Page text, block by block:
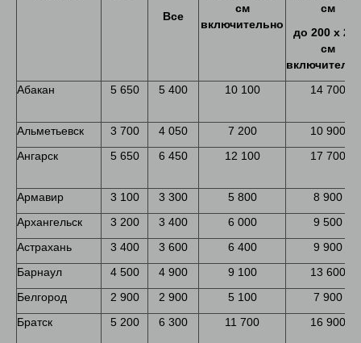
Все
см
включительно
см
до 200 х
см
Абакан
5 650 5 400 10 100 14 700
Альметьевск 3 700 4 050 7 200
10 900
Ангарск
5 650 6 450 12 100 17 700
Армавир 3 100 3 300 5 800
8 900
Архангельск
3 200 3 400 6 000
9 500
Астрахань
3 400 3 600 6 400
9 900
Барнаул
4 500 4 900 9 100
13 600
Белгород
2 900 2 900 5 100
7 900
Братск
5 200 6 300 11 700 16 900